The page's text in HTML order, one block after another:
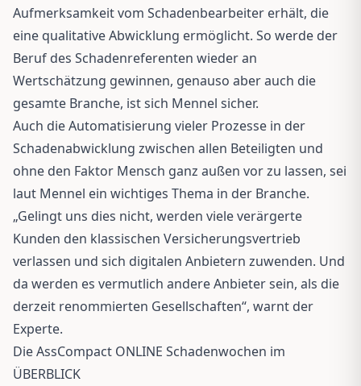
Aufmerksamkeit vom Schadenbearbeiter erhält, die
eine qualitative Abwicklung ermöglicht. So werde der
Beruf des Schadenreferenten wieder an
Wertschätzung gewinnen, genauso aber auch die
gesamte Branche, ist sich Mennel sicher.
Auch die Automatisierung vieler Prozesse in der
Schadenabwicklung zwischen allen Beteiligten und
ohne den Faktor Mensch ganz außen vor zu lassen, sei
laut Mennel ein wichtiges Thema in der Branche.
„Gelingt uns dies nicht, werden viele verärgerte
Kunden den klassischen Versicherungsvertrieb
verlassen und sich digitalen Anbietern zuwenden. Und
da werden es vermutlich andere Anbieter sein, als die
derzeit renommierten Gesellschaften“, warnt der
Experte.
Die AssCompact ONLINE Schadenwochen im
ÜBERBLICK